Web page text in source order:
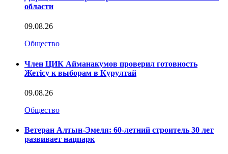
области
09.08.26
Общество
Член ЦИК Айманакумов проверил готовность
Жетісу к выборам в Курултай
09.08.26
Общество
Ветеран Алтын-Эмеля: 60-летний строитель 30 лет
развивает нацпарк